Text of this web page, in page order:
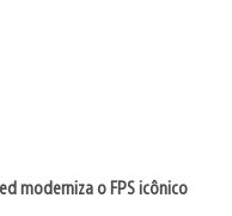
moderniza o FPS icônico